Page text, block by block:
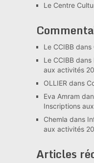
Le Centre
Le CCIBBdans
Le CCIBBdans
aux activités
OLLIER dans
Eva Amram
Inscriptions
Chemla dans
aux activités
Articles